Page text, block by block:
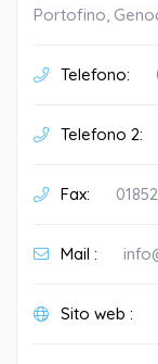
Portofino,
Telefono:
Telefono 2:
Fax:
Mail :
Sito web :